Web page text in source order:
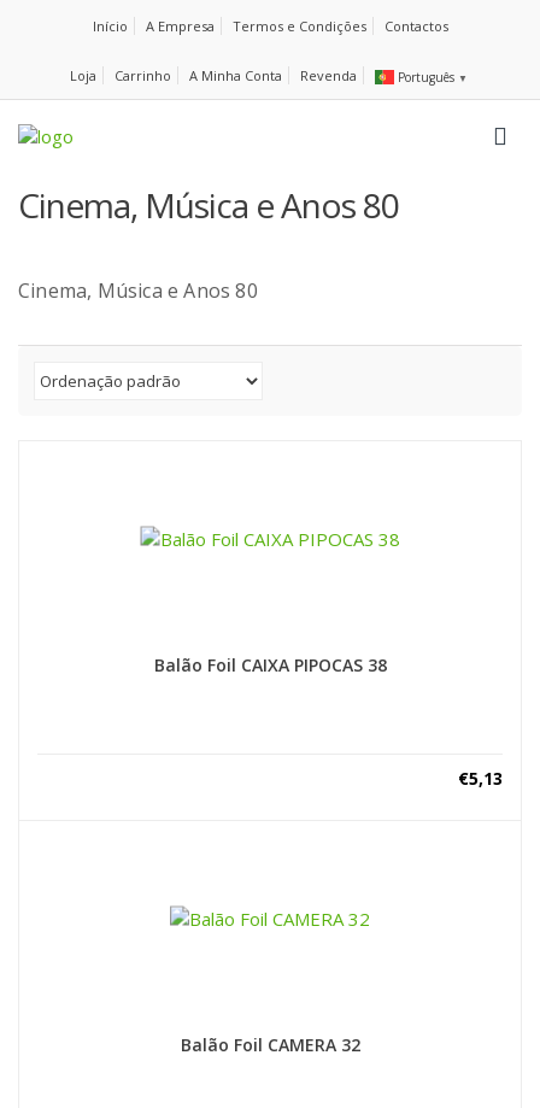
Início A Empresa Termos e Condições Contactos
Loja Carrinho A Minha Conta Revenda Português ▼
Cinema, Música e Anos 80
Cinema, Música e Anos 80
Balão Foil CAIXA PIPOCAS 38
€5,13
Balão Foil CAMERA 32